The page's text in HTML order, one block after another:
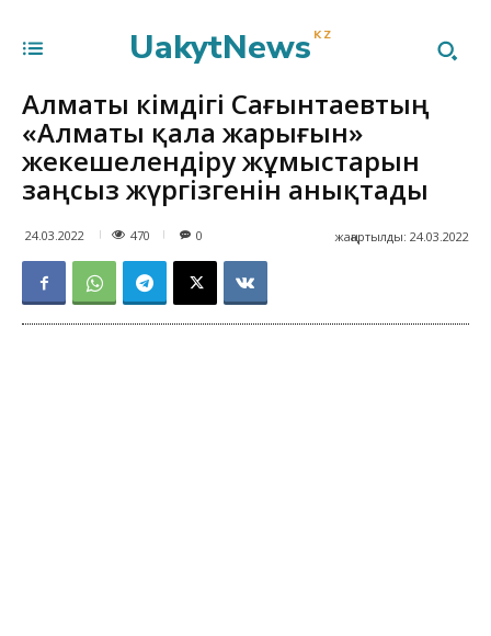
UakytNews KZ
Алматы әкімдігі Сағынтаевтың
«Алматы қала жарығын»
жекешелендіру жұмыстарын
заңсыз жүргізгенін анықтады
24.03.2022 470 жаңартылды: 24.03.2022
0